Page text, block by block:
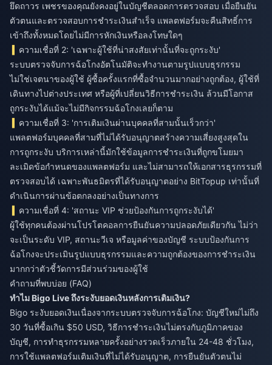
ยึดถาวร เพชรของคุณยังคงอยู่ในบัญชีตลอดการตรวจสอบ เมื่อยืนยัน
ตัวตนและตรวจสอบการชำระเงินสำเร็จ แพลตฟอร์มจะคืนสิทธิ์การ
เข้าถึงทั้งหมดโดยไม่มีการหักเงินหรือลงโทษใดๆ
ความเชื่อที่ 2: 'เฉพาะผู้ใช้ที่น่าสงสัยเท่านั้นที่จะถูกระงับ'
ระบบตรวจจับการฉ้อโกงอัตโนมัติจะทำงานตามรูปแบบธุรกรรม
ไม่ใช่เจตนาของผู้ใช้ ผู้ซื้อครั้งแรกที่ซื้อจำนวนมากอย่างถูกต้อง, ผู้ใช้ที่
เดินทางไปต่างประเทศ หรือผู้ที่เปลี่ยนวิธีการชำระเงิน ล้วนมีโอกาส
ถูกระงับได้แม้จะไม่มีกิจกรรมฉ้อโกงเลยก็ตาม
ความเชื่อที่ 3: 'การเติมเงินผ่านบุคคลที่สามนั้นเร็วกว่า'
แพลตฟอร์มบุคคลที่สามที่ไม่ได้รับอนุญาตสร้างความเสี่ยงสูงสุดใน
การถูกระงับ บริการเหล่านี้มักใช้ข้อมูลการชำระเงินที่ถูกขโมยมา
ละเมิดข้อกำหนดของแพลตฟอร์ม และไม่สามารถให้เอกสารธุรกรรมที่
ตรวจสอบได้ เฉพาะพันธมิตรที่ได้รับอนุญาตอย่าง BitTopup เท่านั้นที่
ดำเนินการผ่านข้อตกลงอย่างเป็นทางการ
ความเชื่อที่ 4: 'สถานะ VIP ช่วยป้องกันการถูกระงับได้'
ผู้ใช้ทุกคนต้องผ่านโปรโตคอลการยืนยันความปลอดภัยเดียวกัน ไม่ว่า
จะเป็นระดับ VIP, สถานะวีเจ หรือมูลค่าของบัญชี ระบบป้องกันการ
ฉ้อโกงจะประเมินรูปแบบธุรกรรมและความถูกต้องของการชำระเงิน
มากกว่าตัวชี้วัดการมีส่วนร่วมของผู้ใช้
คำถามที่พบบ่อย (FAQ)
ทำไม Bigo Live ถึงระงับยอดเงินหลังการเติมเงิน?
Bigo ระงับยอดเงินเนื่องจากระบบตรวจจับการฉ้อโกง: บัญชีใหม่ไม่ถึง
30 วันที่ซื้อเกิน $50 USD, วิธีการชำระเงินไม่ตรงกับภูมิภาคของ
บัญชี, การทำธุรกรรมหลายครั้งอย่างรวดเร็วภายใน 24-48 ชั่วโมง,
การใช้แพลตฟอร์มเติมเงินที่ไม่ได้รับอนุญาต, การยืนยันตัวตนไม่